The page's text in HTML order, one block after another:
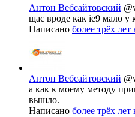
Антон Вебсайтовский
щас вроде как ie9 мало у
Написано более трёх лет
Антон Вебсайтовский
а как к моему методу
вышло.
Написано более трёх лет